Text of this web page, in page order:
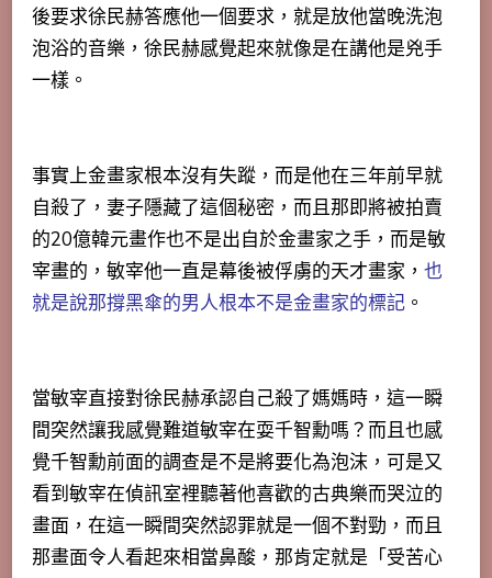
後要求徐民赫答應他一個要求，就是放他當晚洗泡
泡浴的音樂，徐民赫感覺起來就像是在講他是兇手
一樣。
事實上金畫家根本沒有失蹤，而是他在三年前早就
自殺了，妻子隱藏了這個秘密，而且那即將被拍賣
的20億韓元畫作也不是出自於金畫家之手，而是敏
宰畫的，敏宰他一直是幕後被俘虜的天才畫家， 也
就是說那撐黑傘的男人根本不是金畫家的標記 。
當敏宰直接對徐民赫承認自己殺了媽媽時，這一瞬
間突然讓我感覺難道敏宰在耍千智勳嗎？而且也感
覺千智勳前面的調查是不是將要化為泡沫，可是又
看到敏宰在偵訊室裡聽著他喜歡的古典樂而哭泣的
畫面，在這一瞬間突然認罪就是一個不對勁，而且
那畫面令人看起來相當鼻酸， 那肯定就是「受苦心